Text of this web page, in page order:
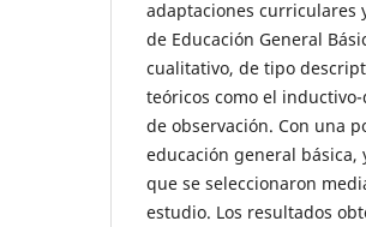
adaptaciones curriculares
de Educación General
cualitativo, de tipo
teóricos como el
de observación. Con una
educación general básica,
que se seleccionaron
estudio. Los resultados